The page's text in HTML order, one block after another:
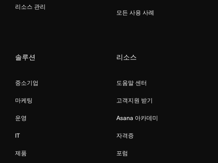
리소스 관리
모든 사용 사례
솔루션
중소기업
마케팅
운영
IT
제품
리소스
도움말 센터
고객지원 받기
Asana 아카데미
자격증
포럼